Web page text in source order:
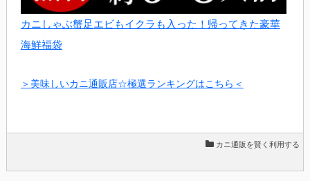
カニしゃぶ蟹足エビもイクラも入った！帰ってきた豪華
海鮮福袋
＞美味しいカニ通販店☆極選ランキングはこちら＜
カニ通販を賢く利用する